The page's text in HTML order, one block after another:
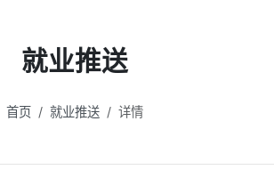
就业推送
首页 就业推送 详情